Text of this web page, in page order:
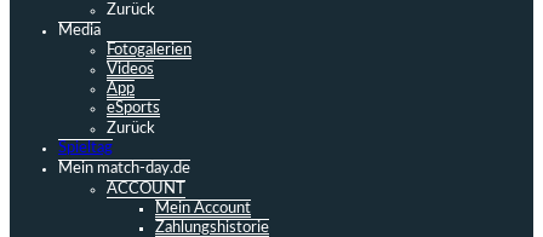
Zurück
Media
Fotogalerien
Videos
App
eSports
Zurück
Spieltag
Mein match-day.de
ACCOUNT
Mein Account
Zahlungshistorie